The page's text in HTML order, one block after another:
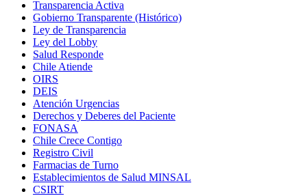
Transparencia Activa
Gobierno Transparente (Histórico)
Ley de Transparencia
Ley del Lobby
Salud Responde
Chile Atiende
OIRS
DEIS
Atención Urgencias
Derechos y Deberes del Paciente
FONASA
Chile Crece Contigo
Registro Civil
Farmacias de Turno
Establecimientos de Salud MINSAL
CSIRT